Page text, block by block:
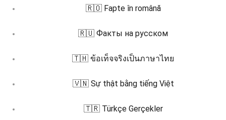
🇷🇴 Fapte în română
🇷🇺 Факты на русском
🇹🇭 ข้อเท็จจริงเป็นภาษาไทย
🇻🇳 Sự thật bằng tiếng Việt
🇹🇷 Türkçe Gerçekler